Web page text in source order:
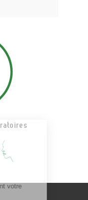
pendant votre